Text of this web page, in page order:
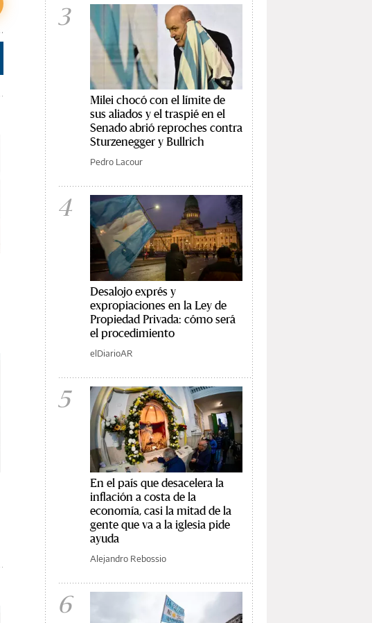
3
Milei chocó con el límite de
sus aliados y el traspié en el
Senado abrió reproches contra
Sturzenegger y Bullrich
Pedro Lacour
4
Desalojo exprés y
expropiaciones en la Ley de
Propiedad Privada: cómo será
el procedimiento
elDiarioAR
5
En el país que desacelera la
inflación a costa de la
economía, casi la mitad de la
gente que va a la iglesia pide
ayuda
Alejandro Rebossio
6